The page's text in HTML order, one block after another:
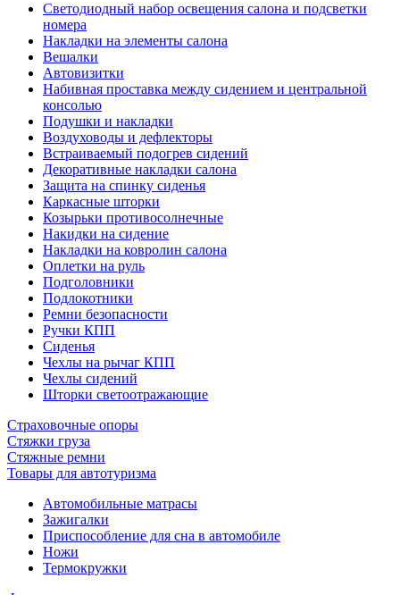
Светодиодный набор освещения салона и подсветки
номера
Накладки на элементы салона
Вешалки
Автовизитки
Набивная проставка между сидением и центральной
консолью
Подушки и накладки
Воздуховоды и дефлекторы
Встраиваемый подогрев сидений
Декоративные накладки салона
Защита на спинку сиденья
Каркасные шторки
Козырьки противосолнечные
Накидки на сидение
Накладки на ковролин салона
Оплетки на руль
Подголовники
Подлокотники
Ремни безопасности
Ручки КПП
Сиденья
Чехлы на рычаг КПП
Чехлы сидений
Шторки светоотражающие
Страховочные опоры
Стяжки груза
Стяжные ремни
Товары для автотуризма
Автомобильные матрасы
Зажигалки
Приспособление для сна в автомобиле
Ножи
Термокружки